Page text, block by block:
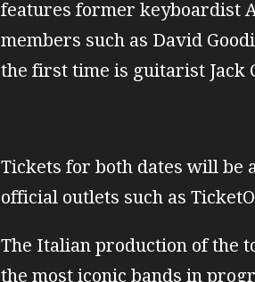
features former keyboardist
members such as David
the first time is guitarist Jack
Tickets for both dates will be
official outlets such as
The Italian production of the
the most iconic bands in